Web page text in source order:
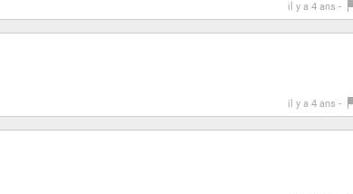
il y a 4 ans -
il y a 4 ans -